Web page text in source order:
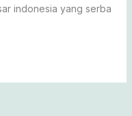
indonesia yang serba